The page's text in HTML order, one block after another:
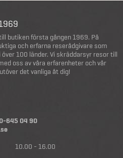
butiken första gången 1969. På
och erfarna reserådgivare som
100 länder. Vi skräddarsyr resor till
oss av våra erfarenheter och vår
det vanliga åt dig!
645 04 90
10.00 - 16.00